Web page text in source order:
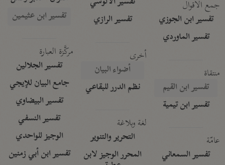
جمع الأقوال
تفسير ابن الجوزي
تفسير الماوردي
منتقاة
تفسير ابن القيم
تفسير ابن تيمية
عامّة
تفسير السمعاني
تفسير الرازي
أخرى
أضواء البيان
نظم الدرر للبقاعي
لغة وبلاغة
التحرير والتنوير
المحرر الوجيز لابن
تفسير ابن عثيمين
مركَّزة العبارة
تفسير الجلالين
جامع البيان للإيجي
تفسير البيضاوي
تفسير النسفي
الوجيز للواحدي
تفسير ابن أبي زمنين